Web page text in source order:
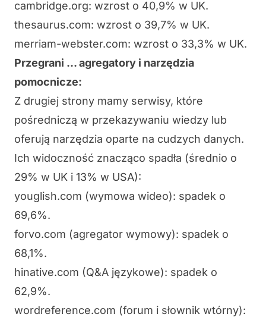
cambridge.org: wzrost o 40,9% w UK.
thesaurus.com: wzrost o 39,7% w UK.
merriam-webster.com: wzrost o 33,3% w UK.
Przegrani … agregatory i narzędzia
pomocnicze:
Z drugiej strony mamy serwisy, które
pośredniczą w przekazywaniu wiedzy lub
oferują narzędzia oparte na cudzych danych.
Ich widoczność znacząco spadła (średnio o
29% w UK i 13% w USA):
youglish.com (wymowa wideo): spadek o
69,6%.
forvo.com (agregator wymowy): spadek o
68,1%.
hinative.com (Q&A językowe): spadek o
62,9%.
wordreference.com (forum i słownik wtórny):